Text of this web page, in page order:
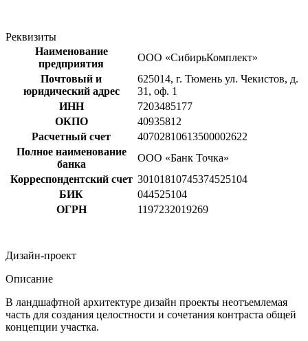
Реквизиты
Наименование
предприятия
ООО «СибирьКомплект»
Почтовый и
юридический адрес
625014, г. Тюмень ул. Чекистов, д.
31, оф. 1
ИНН
7203485177
ОКПО
40935812
Расчетный счет
40702810613500002622
Полное наименование
банка
ООО «Банк Точка»
Корреспондентский счет 30101810745374525104
БИК
044525104
ОГРН
1197232019269
Дизайн-проект
Описание
В ландшафтной архитектуре дизайн проекты неотъемлемая
часть для создания целостности и сочетания контраста общей
концепции участка.